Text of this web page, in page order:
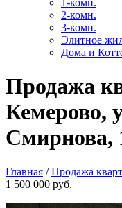
2-комн.
3-комн.
Элитное
Дома и
Продажа
Кемерово,
Смирнова,
Главная /Продажа
1 500 000 руб.